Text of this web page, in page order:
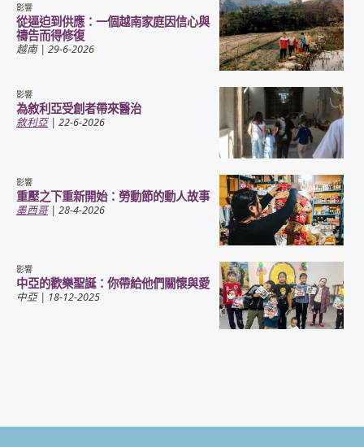
影響
從逼迫到供應：一個越南家庭因信心與
禱告而得修復
越南| 29-6-2026
影響
為敘利亞受創者帶來醫治
敘利亞| 22-6-2026
影響
重壓之下重新開始：勞動節的動人故事
墨西哥| 28-4-2026
影響
中亞的歡樂聖誕：你帶給他們關懷與愛
中亞| 18-12-2025